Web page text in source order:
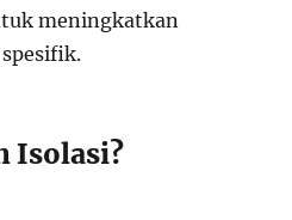
meningkatkan
Isolasi?